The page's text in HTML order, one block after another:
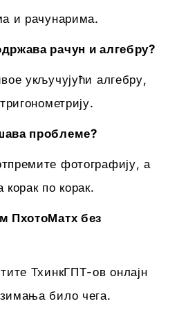
и рачунарима.
рачун и алгебру?
укључујући алгебру,
проблеме?
фотографију, а
по корак.
ПхотоМатх без
ТхинкГПТ-ов онлајн
било чега.